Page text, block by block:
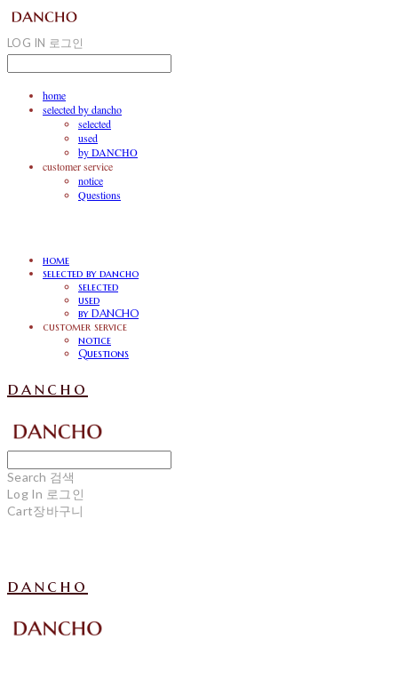
LOG IN 로그인
home
selected by dancho
selected
used
by DANCHO
customer service
notice
Questions
home
selected by dancho
selected
used
by DANCHO
customer service
notice
Questions
dancho
Search 검색
Log In 로그인
Cart장바구니
dancho